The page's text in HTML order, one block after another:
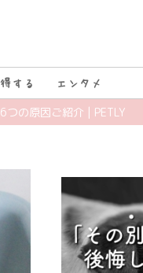
する エンタメ
の原因ご紹介 | PETLY